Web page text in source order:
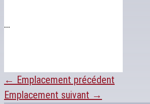
...
← Emplacement précédent
Emplacement suivant →